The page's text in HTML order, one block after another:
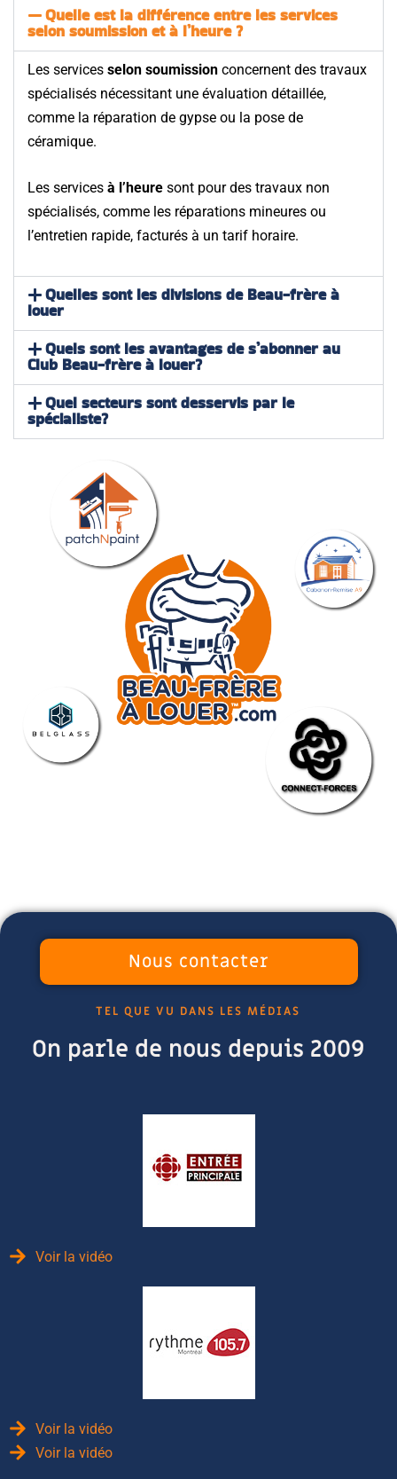
Quelle est la différence entre les services
selon soumission et à l’heure ?
Les services selon soumission concernent des travaux
spécialisés nécessitant une évaluation détaillée,
comme la réparation de gypse ou la pose de
céramique.
Les services à l’heure sont pour des travaux non
spécialisés, comme les réparations mineures ou
l’entretien rapide, facturés à un tarif horaire.
Quelles sont les divisions de Beau-frère à
louer
Quels sont les avantages de s’abonner au
Club Beau-frère à louer?
Quel secteurs sont desservis par le
spécialiste?
Nous contacter
TEL QUE VU DANS LES MÉDIAS
On parle de nous depuis 2009
Voir la vidéo
Voir la vidéo
Voir la vidéo